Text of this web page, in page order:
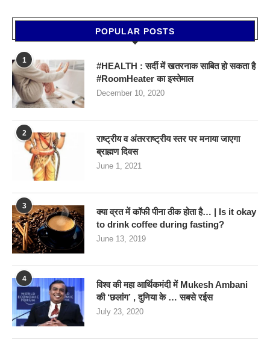
POPULAR POSTS
1
#HEALTH : सर्दी में खतरनाक साबित हो सकता है
#RoomHeater का इस्तेमाल
December 10, 2020
2
राष्ट्रीय व अंतरराष्ट्रीय स्तर पर मनाया जाएगा
ब्राह्मण दिवस
June 1, 2021
3
क्या व्रत में कॉफी पीना ठीक होता है… | Is it okay
to drink coffee during fasting?
June 13, 2019
4
विश्व की महा आर्थिकमंदी में Mukesh Ambani
की ‘छलांग’ , दुनिया के … सबसे रईस
July 23, 2020